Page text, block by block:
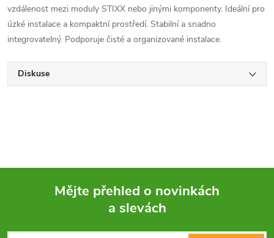
vzdálenost mezi moduly STIXX nebo jinými komponenty. Ideální pro
úzké instalace a kompaktní prostředí. Stabilní a snadno
integrovatelný. Podporuje čisté a organizované instalace.
Diskuse
Mějte přehled o novinkách
a slevách